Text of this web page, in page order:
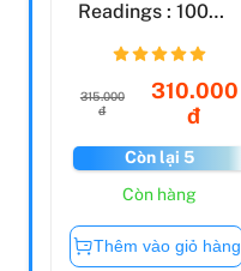
Readings : 100
315.000
đ
310.000
đ
Còn lại 5
Còn hàng
Thêm vào giỏ hàng